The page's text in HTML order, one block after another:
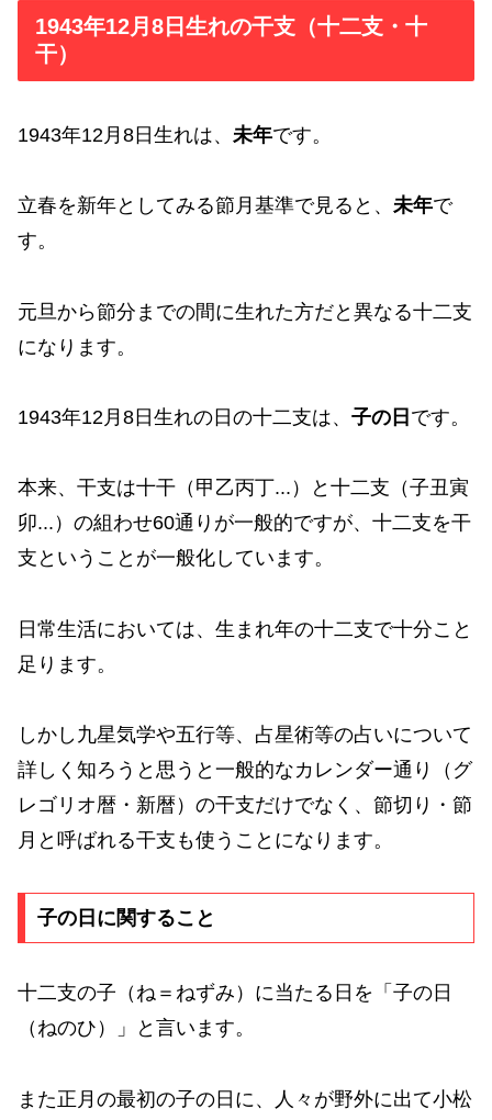
1943年12月8日生れの干支（十二支・十
干）
1943年12月8日生れは、 未年です。
立春を新年としてみる節月基準で見ると、 未年で
す。
元旦から節分までの間に生れた方だと異なる十二支
になります。
1943年12月8日生れの日の十二支は、 子の日 です。
本来、干支は十干（甲乙丙丁...）と十二支（子丑寅
卯...）の組わせ60通りが一般的ですが、十二支を干
支ということが一般化しています。
日常生活においては、生まれ年の十二支で十分こと
足ります。
しかし九星気学や五行等、占星術等の占いについて
詳しく知ろうと思うと一般的なカレンダー通り（グ
レゴリオ暦・新暦）の干支だけでなく、節切り・節
月と呼ばれる干支も使うことになります。
子の日に関すること
十二支の子（ね＝ねずみ）に当たる日を「子の日
（ねのひ）」と言います。
また正月の最初の子の日に、人々が野外に出て小松